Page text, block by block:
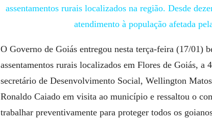
assentamentos rurais localizados na região. Desde
atendimento à população afetada
O Governo de Goiás entregou nesta terça-feira (17/01)
assentamentos rurais localizados em Flores de Goiás, a
secretário de Desenvolvimento Social, Wellington
Ronaldo Caiado em visita ao município e ressaltou o
trabalhar preventivamente para proteger todos os